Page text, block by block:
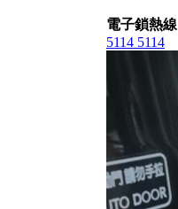
電子鎖熱線
5114 5114